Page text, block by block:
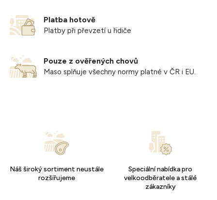
Platba hotově
Platby při převzetí u řidiče
Pouze z ověřených chovů
Maso splňuje všechny normy platné v ČR i EU.
Náš široký sortiment neustále
rozšiřujeme
Speciální nabídka pro
velkoodběratele a stálé
zákazníky